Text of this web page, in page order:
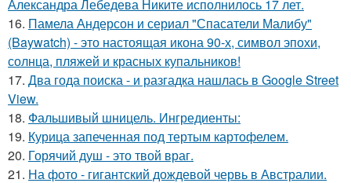
Александра Лебедева Никите исполнилось 17 лет.
16. Памела Андерсон и сериал "Спасатели Малибу"
(Baywatch) - это настоящая икона 90-х, символ эпохи,
солнца, пляжей и красных купальников!
17. Два года поиска - и разгадка нашлась в Google Street
View.
18. Фальшивый шницель. Ингредиенты:
19. Курица запеченная под тертым картофелем.
20. Горячий душ - это твой враг.
21. На фото - гигантский дождевой червь в Австралии.